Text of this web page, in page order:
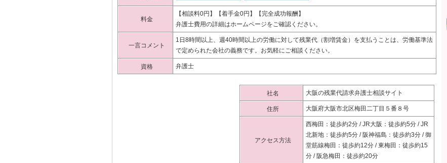
料金
【相談料0円】【着手金0円】【完全成功報酬】
弁護士費用の詳細はホームページをご確認ください。
一言コメント
1日8時間以上、週40時間以上の労働に対して残業代（割増賃金）を支払うことは、労働基準法
で定められた会社の義務です。お気軽にご相談ください。
資格 弁護士
社名 大阪の残業代請求弁護士相談サイト
住所 大阪府大阪市北区梅田二丁目５番８号
アクセス方法
西梅田：徒歩約2分 / JR大阪：徒歩約5分 / JR
北新地：徒歩約5分 / 阪神福島：徒歩約3分 / 御
堂筋線梅田：徒歩約12分 / 東梅田：徒歩約15
分 / 阪急梅田：徒歩約20分